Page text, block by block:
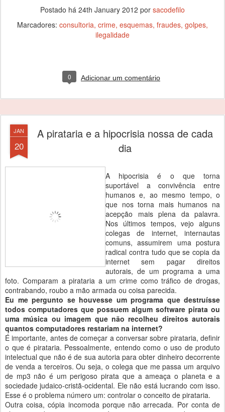
Postado há 24th January 2012 por sacodefilo
Marcadores: consultoria crime esquemas fraudes golpes
ilegalidade
0 Adicionar um comentário
JAN
20
A pirataria e a hipocrisia nossa de cada
dia
A hipocrisia é o que torna
suportável a convivência entre
humanos e, ao mesmo tempo, o
que nos torna mais humanos na
acepção mais plena da palavra.
Nos últimos tempos, vejo alguns
colegas de internet, internautas
comuns, assumirem uma postura
radical contra tudo que se copia da
internet sem pagar direitos
autorais, de um programa a uma
foto. Comparam a pirataria a um crime como tráfico de drogas,
contrabando, roubo a mão armada ou coisa parecida.
Eu me pergunto se houvesse um programa que destruísse
todos computadores que possuem algum software pirata ou
uma música ou imagem que não recolheu direitos autorais
quantos computadores restariam na internet?
É importante, antes de começar a conversar sobre pirataria, definir
o que é pirataria. Pessoalmente, entendo como o uso de produto
intelectual que não é de sua autoria para obter dinheiro decorrente
de venda a terceiros. Ou seja, o colega que me passa um arquivo
de mp3 não é um perigoso pirata que a ameaça o planeta e a
sociedade judaico-cristã-ocidental. Ele não está lucrando com isso.
Esse é o problema número um: controlar o conceito de pirataria.
Outra coisa, cópia incomoda porque não arrecada. Por conta de